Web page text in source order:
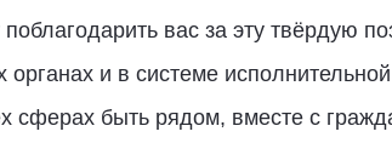
вас за эту твёрдую
органах и в системе
сферах быть рядом, вместе с